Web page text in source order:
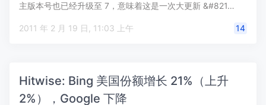
主版本号也已经升级至 7，意味着这是一次大更新 &#821…
2011 年 2 月 19 日, 11:03 上午 14
Hitwise: Bing 美国份额增长 21%（上升
2%），Google 下降